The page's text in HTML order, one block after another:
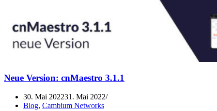
Neue Version: cnMaestro 3.1.1
30. Mai 202231. Mai 2022
Blog, Cambium Networks